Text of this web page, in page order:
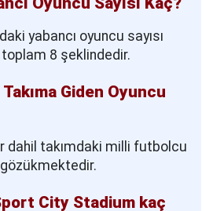
yabancı oyuncu sayısı
8 şeklindedir.
Giden Oyuncu
dahil takımdaki milli futbolcu
gözükmektedir.
City Stadium kaç